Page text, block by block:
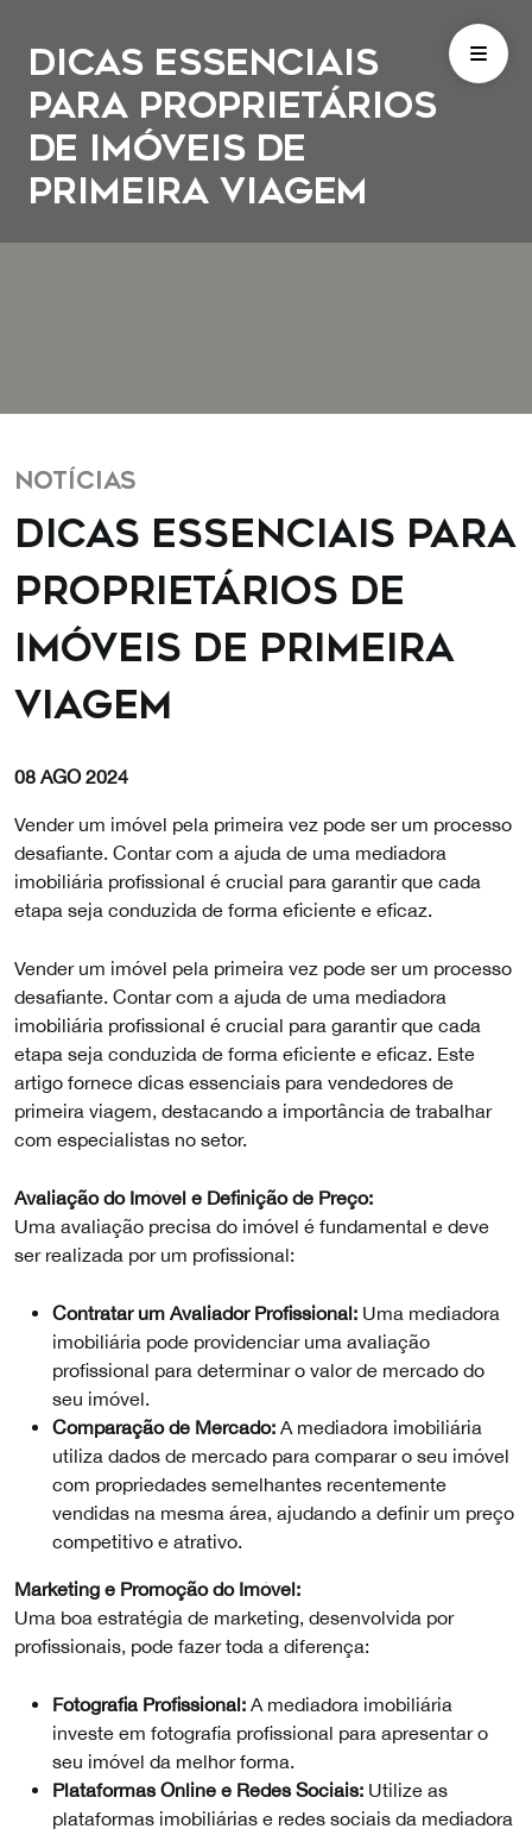
Dicas Essenciais
para Proprietários
de Imóveis de
Primeira Viagem
NOTÍCIAS
Dicas Essenciais para
Proprietários de
Imóveis de Primeira
Viagem
08 AGO 2024
Vender um imóvel pela primeira vez pode ser um processo
desafiante. Contar com a ajuda de uma mediadora
imobiliária profissional é crucial para garantir que cada
etapa seja conduzida de forma eficiente e eficaz.
Vender um imóvel pela primeira vez pode ser um processo
desafiante. Contar com a ajuda de uma mediadora
imobiliária profissional é crucial para garantir que cada
etapa seja conduzida de forma eficiente e eficaz. Este
artigo fornece dicas essenciais para vendedores de
primeira viagem, destacando a importância de trabalhar
com especialistas no setor.
Avaliação do Imóvel e Definição de Preço:
Uma avaliação precisa do imóvel é fundamental e deve
ser realizada por um profissional:
Contratar um Avaliador Profissional: Uma mediadora
imobiliária pode providenciar uma avaliação
profissional para determinar o valor de mercado do
seu imóvel.
Comparação de Mercado: A mediadora imobiliária
utiliza dados de mercado para comparar o seu imóvel
com propriedades semelhantes recentemente
vendidas na mesma área, ajudando a definir um preço
competitivo e atrativo.
Marketing e Promoção do Imóvel:
Uma boa estratégia de marketing, desenvolvida por
profissionais, pode fazer toda a diferença:
Fotografia Profissional: A mediadora imobiliária
investe em fotografia profissional para apresentar o
seu imóvel da melhor forma.
Plataformas Online e Redes Sociais: Utilize as
plataformas imobiliárias e redes sociais da mediadora